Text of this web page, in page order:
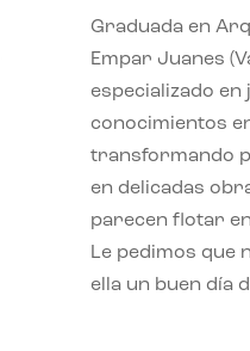
Graduada en
Empar Juanes
especializado
conocimientos
transformando
en delicadas
parecen flotar
Le pedimos que
ella un buen día